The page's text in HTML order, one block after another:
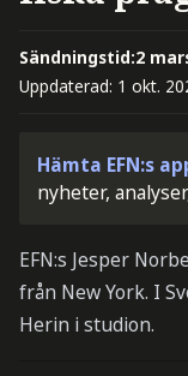
Sändningstid:2
Uppdaterad: 1 okt.
Hämta EFN:s
nyheter,
EFN:s Jesper
från New York. I
Herin i studion.